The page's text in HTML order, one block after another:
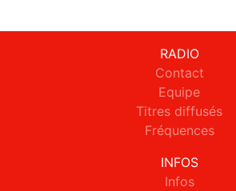
RADIO
Contact
Equipe
Titres diffusés
Fréquences
INFOS
Infos